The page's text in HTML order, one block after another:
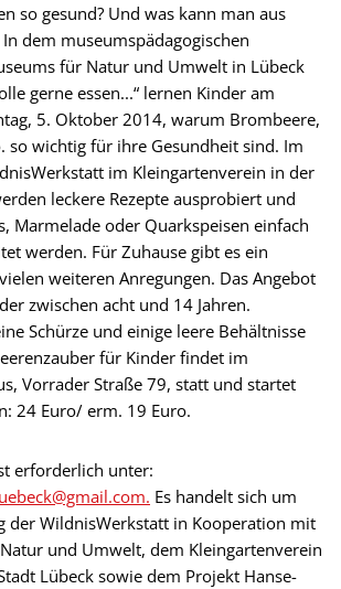
so gesund? Und was kann man aus
dem museumspädagogischen
für Natur und Umwelt in Lübeck
gerne essen...“ lernen Kinder am
5. Oktober 2014, warum Brombeere,
so wichtig für ihre Gesundheit sind. Im
im Kleingartenverein in der
leckere Rezepte ausprobiert und
Marmelade oder Quarkspeisen einfach
werden. Für Zuhause gibt es ein
weiteren Anregungen. Das Angebot
zwischen acht und 14 Jahren.
Schürze und einige leere Behältnisse
für Kinder findet im
Vorrader Straße 79, statt und startet
24 Euro/ erm. 19 Euro.
erforderlich unter:
Es handelt sich um
der WildnisWerkstatt in Kooperation mit
und Umwelt, dem Kleingartenverein
Lübeck sowie dem Projekt Hanse-